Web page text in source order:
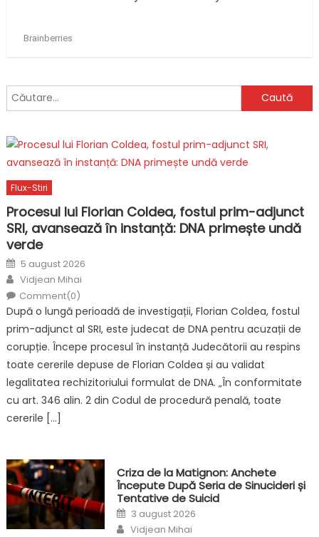
Caută
după:
Flux-Stiri
Procesul lui Florian Coldea, fostul prim-adjunct
SRI, avansează în instanță: DNA primește undă
verde
Posted
on
5 august 2026
Author
Vidjean Mihai
Comment(0)
După o lungă perioadă de investigații, Florian Coldea, fostul
prim-adjunct al SRI, este judecat de DNA pentru acuzații de
corupție. Începe procesul în instanță Judecătorii au respins
toate cererile depuse de Florian Coldea și au validat
legalitatea rechizitoriului formulat de DNA. „În conformitate
cu art. 346 alin. 2 din Codul de procedură penală, toate
cererile […]
Criza de la Matignon: Anchete
Începute După Seria de Sinucideri și
Tentative de Suicid
Posted
on
3 august 2026
Author
Vidjean Mihai